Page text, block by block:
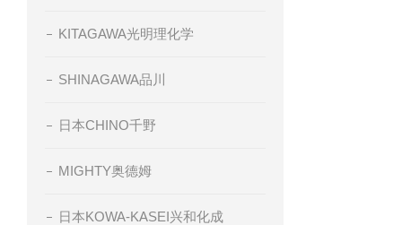
KITAGAWA光明理化学
SHINAGAWA品川
日本CHINO千野
MIGHTY奥德姆
日本KOWA-KASEI兴和化成